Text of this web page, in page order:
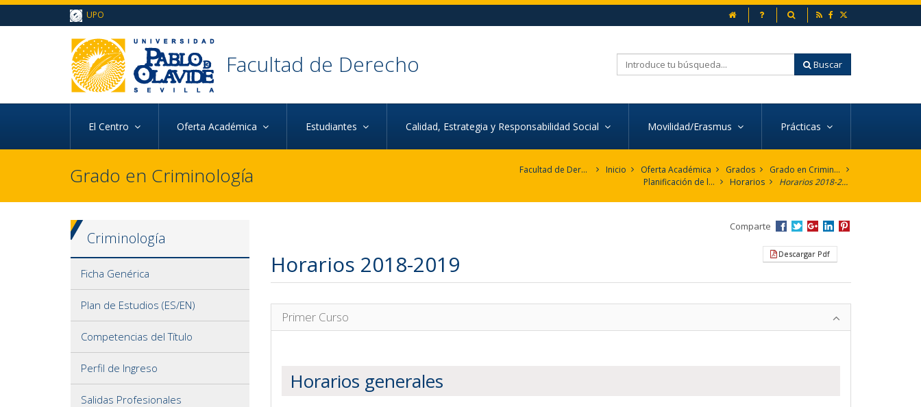
Ir al contenido principal de la página (alt + s)
Ir a la cabecera de la página (alt + c)
Ir al pie de la página (alt + p)
Ir al menú principal (alt + u)
UPO Preguntas frecuentes
Buscador
Facultad de Derecho Buscar
El Centro Oferta Académica Estudiantes Calidad, Estrategia y Responsabilidad Social Movilidad/Erasmus Prácticas
Grado en Criminología Facultad de Derecho Inicio Oferta Académica Grados
Grado en Criminología
Planificación de la Enseñanza
Horarios Horarios 2018-2019
Criminología
Ficha Genérica
Plan de Estudios (ES/EN)
Competencias del Título
Perfil de Ingreso
Salidas Profesionales
Comparte
Descargar Pdf
Horarios 2018-2019
Primer Curso
Horarios generales